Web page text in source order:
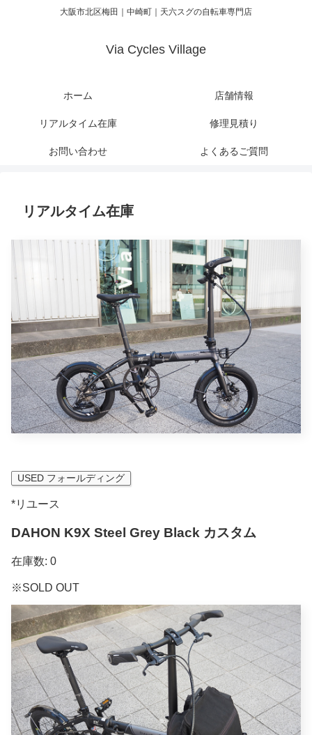
大阪市北区梅田｜中崎町｜天六スグの自転車専門店
Via Cycles Village
ホーム 店舗情報
リアルタイム在庫 修理見積り
お問い合わせ よくあるご質問
リアルタイム在庫
USED フォールディング
*リユース
DAHON K9X Steel Grey Black カスタム
在庫数: 0
※SOLD OUT